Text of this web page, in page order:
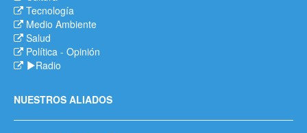
Tecnología
Medio Ambiente
Salud
Política - Opinión
Radio
NUESTROS ALIADOS